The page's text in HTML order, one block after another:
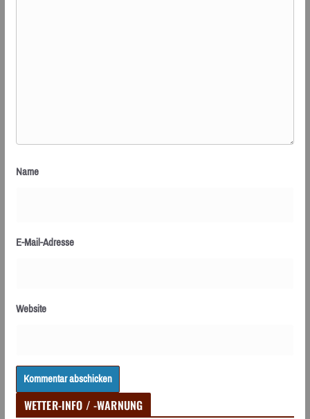
Name
E-Mail-Adresse
Website
WETTER-INFO / -WARNUNG